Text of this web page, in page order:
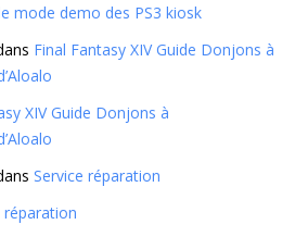
mode demo des PS3 kiosk
Final Fantasy XIV Guide Donjons à
XIV Guide Donjons à
Service réparation
réparation